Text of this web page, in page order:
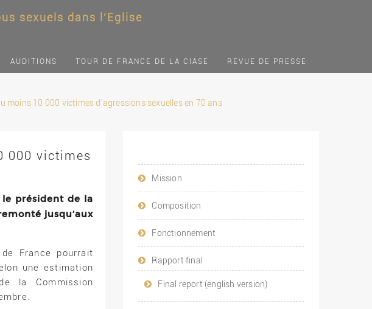
sexuels dans l'Eglise
AUDITIONS TOUR DE FRANCE DE LA CIASE REVUE DE PRESSE
moins 10 000 victimes d’agressions sexuelles en 70 ans
000 victimes
président de la
jusqu’aux
France pourrait
une estimation
la Commission
Mission
Composition
Fonctionnement
Rapport final
Final report (english version)